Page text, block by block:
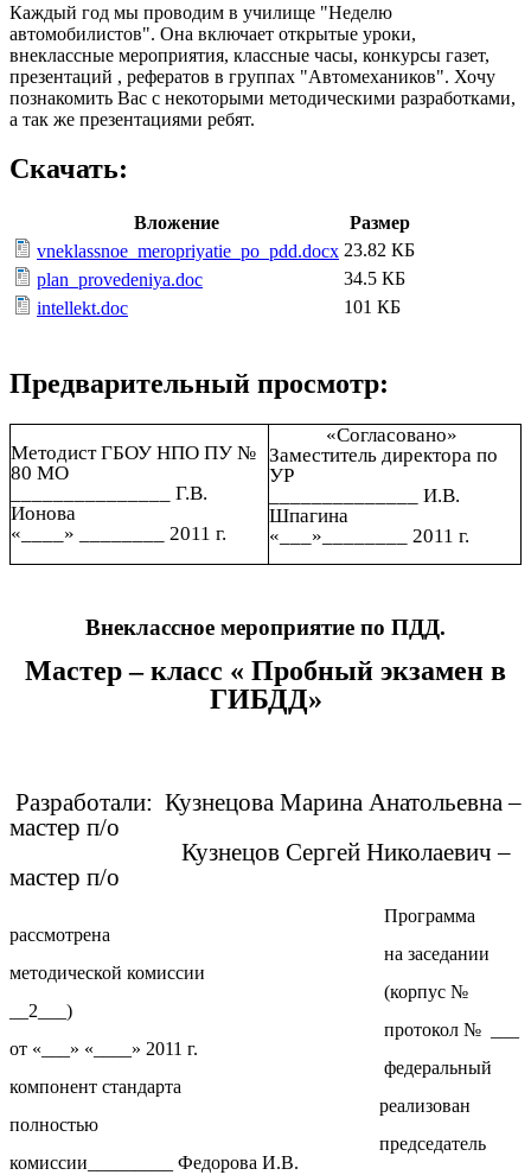
Каждый год мы проводим в училище "Неделю
автомобилистов". Она включает открытые уроки,
внеклассные мероприятия, классные часы, конкурсы газет,
презентаций , рефератов в группах "Автомехаников". Хочу
познакомить Вас с некоторыми методическими разработками,
а так же презентациями ребят.
Скачать:
Вложение
Размер
vneklassnoe_meropriyatie_po_pdd.docx 23.82 КБ
plan_provedeniya.doc
34.5 КБ
intellekt.doc
101 КБ
Предварительный просмотр:
Методист ГБОУ НПО ПУ №
80 МО
_______________ Г.В.
Ионова
«____» ________ 2011 г.
«Согласовано»
Заместитель директора по
УР
______________ И.В.
Шпагина
«___»________ 2011 г.
Внеклассное мероприятие по ПДД.
Мастер – класс « Пробный экзамен в
ГИБДД»
Разработали: Кузнецова Марина Анатольевна –
мастер п/о
Кузнецов Сергей Николаевич –
мастер п/о
Программа
рассмотрена
на заседании
методической комиссии
(корпус №
__2___)
протокол № ___
от «___» «____» 2011 г.
федеральный
компонент стандарта
реализован
полностью
председатель
комиссии_________ Федорова И.В.